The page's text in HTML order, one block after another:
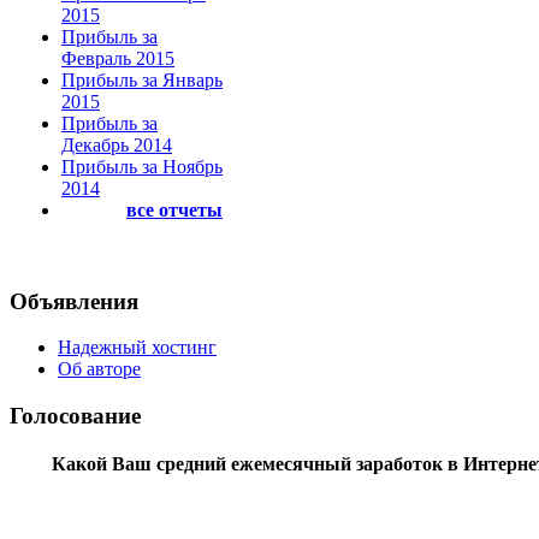
2015
Прибыль за
Февраль 2015
Прибыль за Январь
2015
Прибыль за
Декабрь 2014
Прибыль за Ноябрь
2014
все отчеты
Объявления
Надежный хостинг
Об авторе
Голосование
Какой Ваш средний ежемесячный заработок в